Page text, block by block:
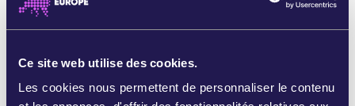
Ce site web utilise des cookies.
Les cookies nous permettent de personnaliser le contenu
Des promesses de façade
qui ne tiennent pas
compte ni de la crise climatique, ni du droit des
Parce qu'il est plus facile de continuer à écouter
les géants de l'agro-industrie que de se battre